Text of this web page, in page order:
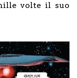
volte il suo